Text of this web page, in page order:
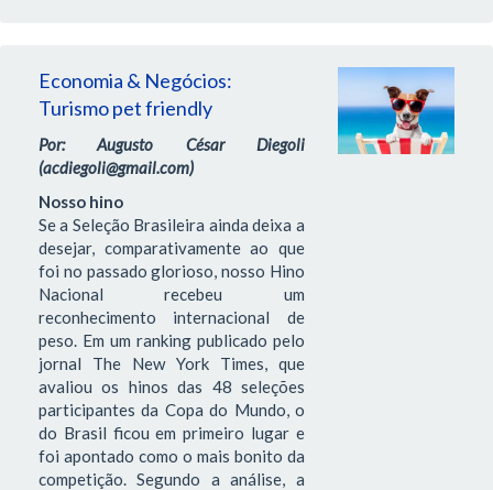
Economia & Negócios:
Turismo pet friendly
Por: Augusto César Diegoli
(acdiegoli@gmail.com)
Nosso hino
Se a Seleção Brasileira ainda deixa a
desejar, comparativamente ao que
foi no passado glorioso, nosso Hino
Nacional recebeu um
reconhecimento internacional de
peso. Em um ranking publicado pelo
jornal The New York Times, que
avaliou os hinos das 48 seleções
participantes da Copa do Mundo, o
do Brasil ficou em primeiro lugar e
foi apontado como o mais bonito da
competição. Segundo a análise, a